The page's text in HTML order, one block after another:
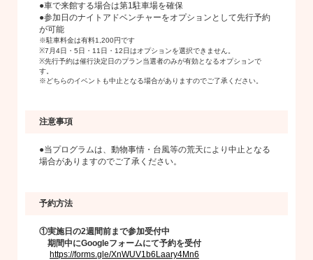
●車で来館する場合は第1駐車場を確保
●参加日のナイトアドベンチャーをオプションとして先行予約
が可能
※駐車料金は有料1,200円です
※7月4日・5日・11日・12日はオプションを選択できません。
※先行予約は催行決定日のプラン当選者のみが有効となるオプションで
す。
※どちらのイベントも中止となる場合がありますのでご了承ください。
注意事項
●当プログラムは、動物事情・台風等の荒天により中止となる
場合がありますのでご了承ください。
予約方法
①実施日の2週間前まで参加受付中
期間中にGoogleフォームにて予約を受付
https://forms.gle/XnWUV1b6Laary4Mn6